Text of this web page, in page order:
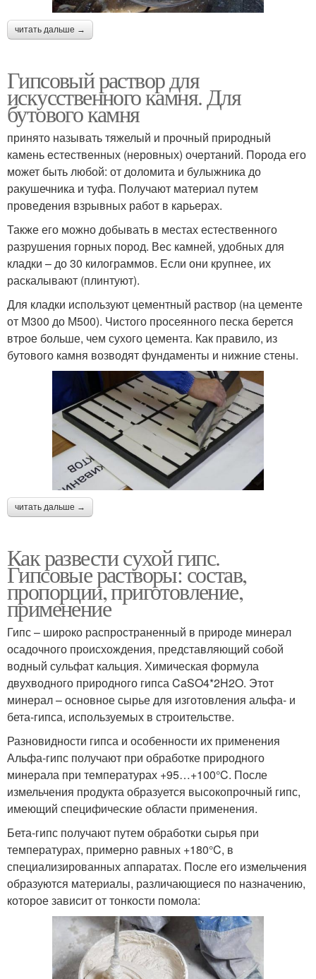
читать дальше →
Гипсовый раствор для
искусственного камня. Для
бутового камня
принято называть тяжелый и прочный природный
камень естественных (неровных) очертаний. Порода его
может быть любой: от доломита и булыжника до
ракушечника и туфа. Получают материал путем
проведения взрывных работ в карьерах.
Также его можно добывать в местах естественного
разрушения горных пород. Вес камней, удобных для
кладки – до 30 килограммов. Если они крупнее, их
раскалывают (плинтуют).
Для кладки используют цементный раствор (на цементе
от М300 до М500). Чистого просеянного песка берется
втрое больше, чем сухого цемента. Как правило, из
бутового камня возводят фундаменты и нижние стены.
читать дальше →
Как развести сухой гипс.
Гипсовые растворы: состав,
пропорции, приготовление,
применение
Гипс – широко распространенный в природе минерал
осадочного происхождения, представляющий собой
водный сульфат кальция. Химическая формула
двухводного природного гипса CaSO4*2H2O. Этот
минерал – основное сырье для изготовления альфа- и
бета-гипса, используемых в строительстве.
Разновидности гипса и особенности их применения
Альфа-гипс получают при обработке природного
минерала при температурах +95…+100°C. После
измельчения продукта образуется высокопрочный гипс,
имеющий специфические области применения.
Бета-гипс получают путем обработки сырья при
температурах, примерно равных +180°C, в
специализированных аппаратах. После его измельчения
образуются материалы, различающиеся по назначению,
которое зависит от тонкости помола: